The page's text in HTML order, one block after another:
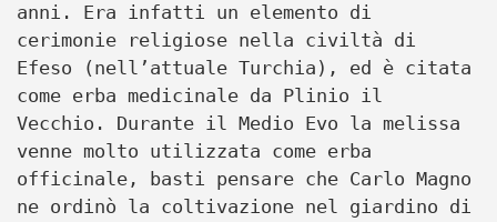
anni. Era infatti un elemento di
cerimonie religiose nella civiltà di
Efeso (nell’attuale Turchia), ed è citata
come erba medicinale da Plinio il
Vecchio. Durante il Medio Evo la melissa
venne molto utilizzata come erba
officinale, basti pensare che Carlo Magno
ne ordinò la coltivazione nel giardino di